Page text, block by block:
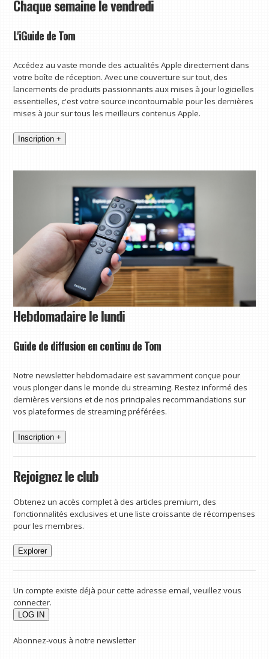
Chaque semaine le vendredi
L'iGuide de Tom
Accédez au vaste monde des actualités Apple directement dans
votre boîte de réception. Avec une couverture sur tout, des
lancements de produits passionnants aux mises à jour logicielles
essentielles, c'est votre source incontournable pour les dernières
mises à jour sur tous les meilleurs contenus Apple.
Inscription +
Hebdomadaire le lundi
Guide de diffusion en continu de Tom
Notre newsletter hebdomadaire est savamment conçue pour
vous plonger dans le monde du streaming. Restez informé des
dernières versions et de nos principales recommandations sur
vos plateformes de streaming préférées.
Inscription +
Rejoignez le club
Obtenez un accès complet à des articles premium, des
fonctionnalités exclusives et une liste croissante de récompenses
pour les membres.
Explorer
Un compte existe déjà pour cette adresse email, veuillez vous
connecter.
Abonnez-vous à notre newsletter